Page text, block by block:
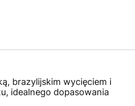
brazylijskim wycięciem i
idealnego dopasowania